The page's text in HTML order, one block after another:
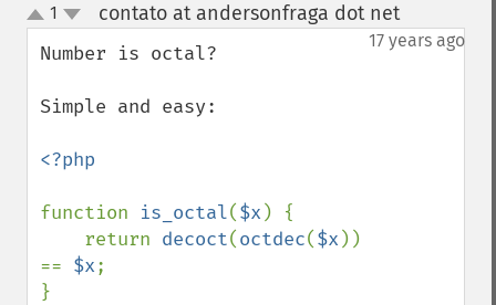
up
down
1 contato at andersonfraga dot net¶
17 years ago
Number is octal?
Simple and easy:
<?php
function is_octal($x ) {
    return
decoct(octdec($x ))
== $x;
}